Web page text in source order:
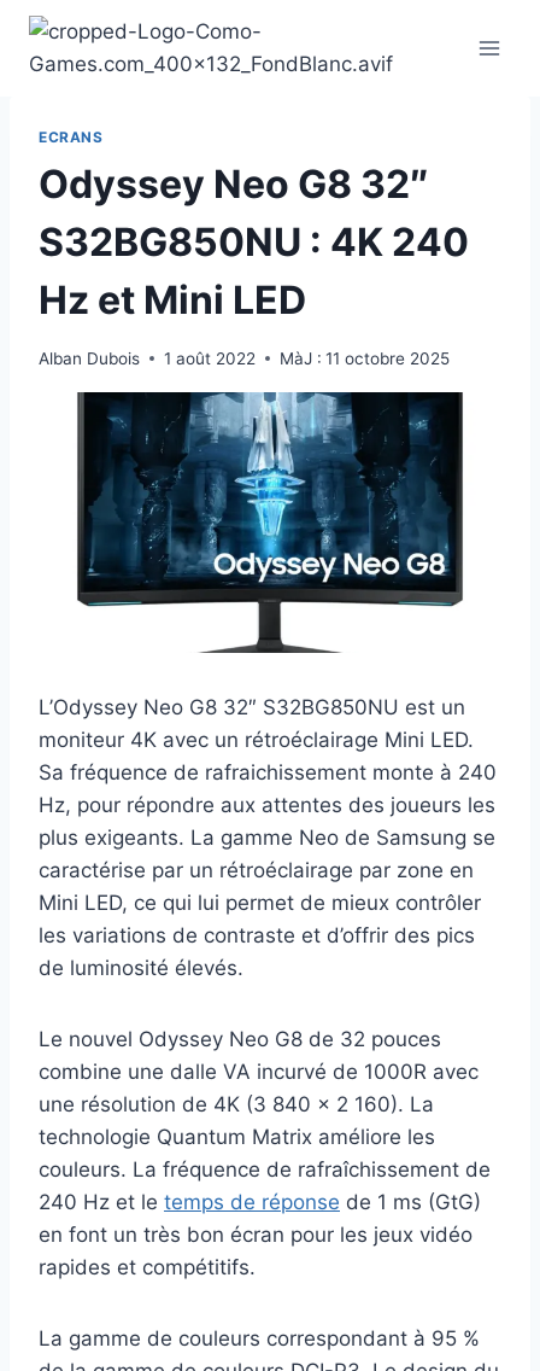
Aller
contenu
ECRANS
Odyssey Neo G8 32″
S32BG850NU : 4K 240
Hz et Mini LED
Alban Dubois 1 août 2022 MàJ : 11 octobre 2025
L’Odyssey Neo G8 32″ S32BG850NU est un
moniteur 4K avec un rétroéclairage Mini LED.
Sa fréquence de rafraichissement monte à 240
Hz, pour répondre aux attentes des joueurs les
plus exigeants. La gamme Neo de Samsung se
caractérise par un rétroéclairage par zone en
Mini LED, ce qui lui permet de mieux contrôler
les variations de contraste et d’offrir des pics
de luminosité élevés.
Le nouvel Odyssey Neo G8 de 32 pouces
combine une dalle VA incurvé de 1000R avec
une résolution de 4K (3 840 x 2 160). La
technologie Quantum Matrix améliore les
couleurs. La fréquence de rafraîchissement de
240 Hz et le temps de réponse de 1 ms (GtG)
en font un très bon écran pour les jeux vidéo
rapides et compétitifs.
La gamme de couleurs correspondant à 95 %